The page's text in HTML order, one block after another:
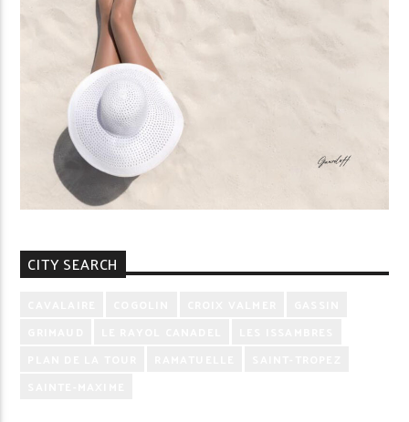
CITY SEARCH